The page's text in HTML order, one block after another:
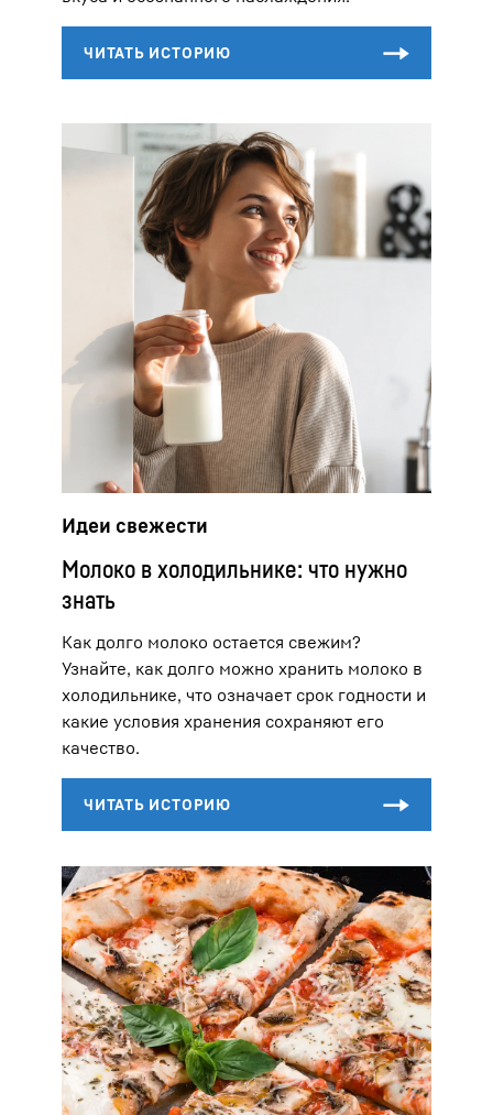
Идеи свежести
Молоко в холодильнике: что нужно
знать
Как долго молоко остается свежим?
Узнайте, как долго можно хранить молоко в
холодильнике, что означает срок годности и
какие условия хранения сохраняют его
качество.